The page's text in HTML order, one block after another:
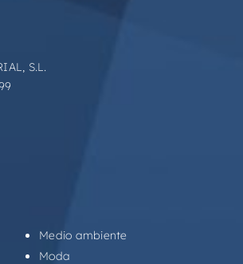
S.L.
Medio ambiente
Moda